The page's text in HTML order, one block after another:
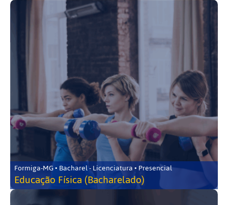
Formiga-MG • Bacharel - Licenciatura • Presencial
Educação Física (Bacharelado)